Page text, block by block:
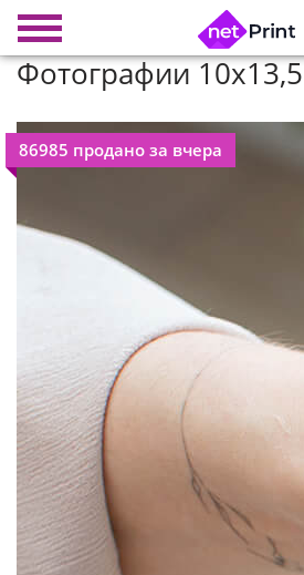
Фотографии 10x13,5
86985 продано за вчера